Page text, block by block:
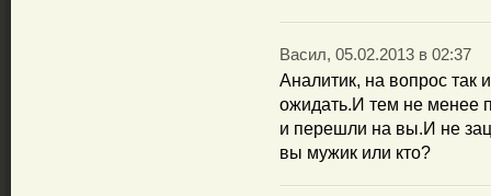
Васил, 05.02.2013 в 02:37
Аналитик, на вопрос так
ожидать.И тем не менее
и перешли на вы.И не
вы мужик или кто?